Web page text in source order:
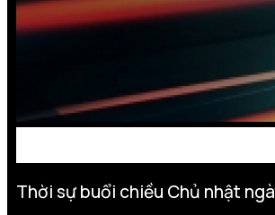
Thời sự buổi chiều Chủ nhật